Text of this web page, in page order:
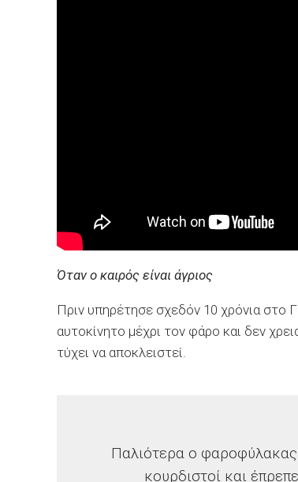
Όταν ο καιρός είναι άγριος
Πριν υπηρέτησε σχεδόν 10 χρόνια στο
αυτοκίνητο μέχρι τον φάρο και δεν
τύχει να αποκλειστεί.
Παλιότερα ο φαροφύλακας
κουρδιστοί και